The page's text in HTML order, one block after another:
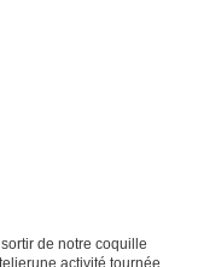
de notre coquille
activité tournée